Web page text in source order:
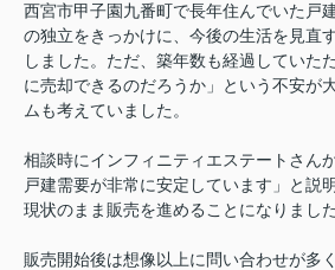
西宮市甲子園九番町で長年住んでいた戸
の独立をきっかけに、今後の生活を見直
しました。ただ、築年数も経過していた
に売却できるのだろうか」という不安が
ムも考えていました。
相談時にインフィニティエステートさん
戸建需要が非常に安定しています」と説
現状のまま販売を進めることになりました
販売開始後は想像以上に問い合わせが多